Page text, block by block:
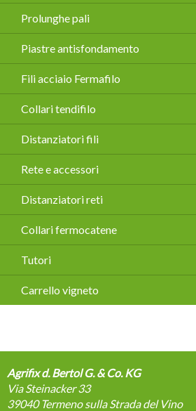
Prolunghe pali
Piastre antisfondamento
Fili acciaio Fermafilo
Collari tendifilo
Distanziatori fili
Rete e accessori
Distanziatori reti
Collari fermocatene
Tutori
Carrello vigneto
Agrifix d. Bertol G. & Co. KG
Via Steinacker 33
39040 Termeno sulla Strada del Vino